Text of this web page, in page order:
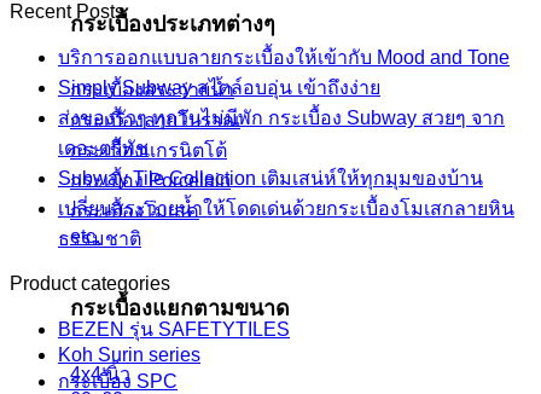
กระเบื้องประเภทต่างๆ
กระเบื้องสระว่ายน้ำ
กระเบื้องลายโบราณ
กระเบื้องแกรนิตโต้
กระเบื้อง Porcelain
กระเบื้องโมเสค
etc.
กระเบื้องแยกตามขนาด
4x4 นิ้ว
Recent Posts
บริการออกแบบลายกระเบื้องให้เข้ากับ Mood and Tone
Simply Subway สไตล์อบอุ่น เข้าถึงง่าย
ส่งของรัวๆ ทุกวันไม่มีพัก กระเบื้อง Subway สวยๆ จาก
เดอะตรีทัช
Subway Tile Collection เติมเสน่ห์ให้ทุกมุมของบ้าน
เปลี่ยนสระว่ายน้ำให้โดดเด่นด้วยกระเบื้องโมเสกลายหิน
ธรรมชาติ
Product categories
BEZEN รุ่น SAFETYTILES
Koh Surin series
กระเบื้อง SPC